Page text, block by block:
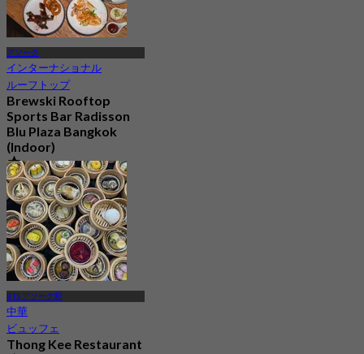
アソーク
インターナショナル
ルーフトップ
Brewski Rooftop
Sports Bar Radisson
Blu Plaza Bangkok
(Indoor)
4.4
765 予約済み
から฿ 499
BTS アソーク駅
中華
ビュッフェ
Thong Kee Restaurant